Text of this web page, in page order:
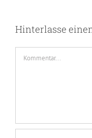
Hinterlasse
Kommentar